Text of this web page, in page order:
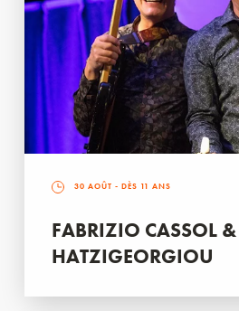
30 AOÛT - DÈS 11 ANS
FABRIZIO CASSOL
HATZIGEORGIOU